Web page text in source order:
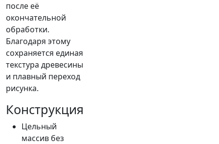
после её
окончательной
обработки.
Благодаря этому
сохраняется единая
текстура древесины
и плавный переход
рисунка.
Конструкция
Цельный
массив без